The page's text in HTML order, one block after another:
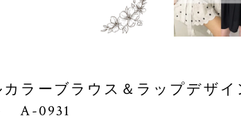
カラーブラウス＆ラップデザイ
A-0931